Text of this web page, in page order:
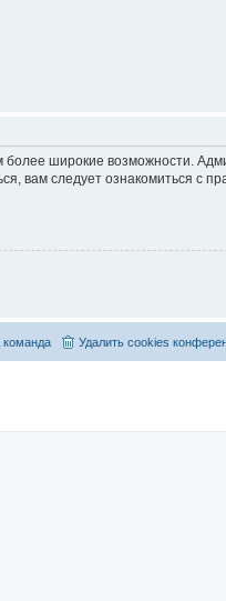
более широкие возможности.
вам следует ознакомиться с
Удалить cookies